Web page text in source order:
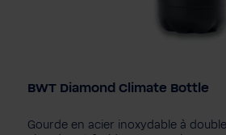
Edition
BWT Diamond Climate Bottle
Gourde en acier inoxydable à